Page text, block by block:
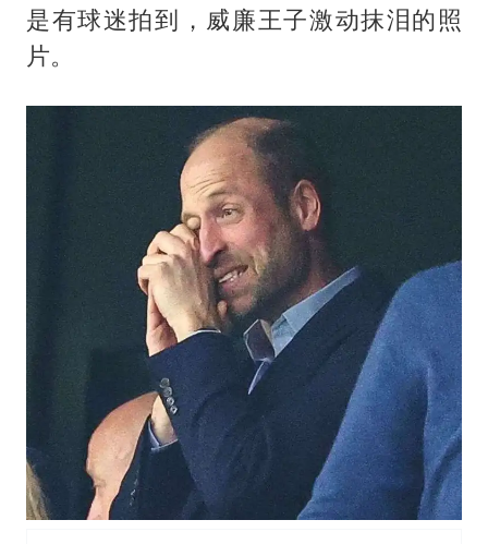
是有球迷拍到，威廉王子激动抹泪的照
片。